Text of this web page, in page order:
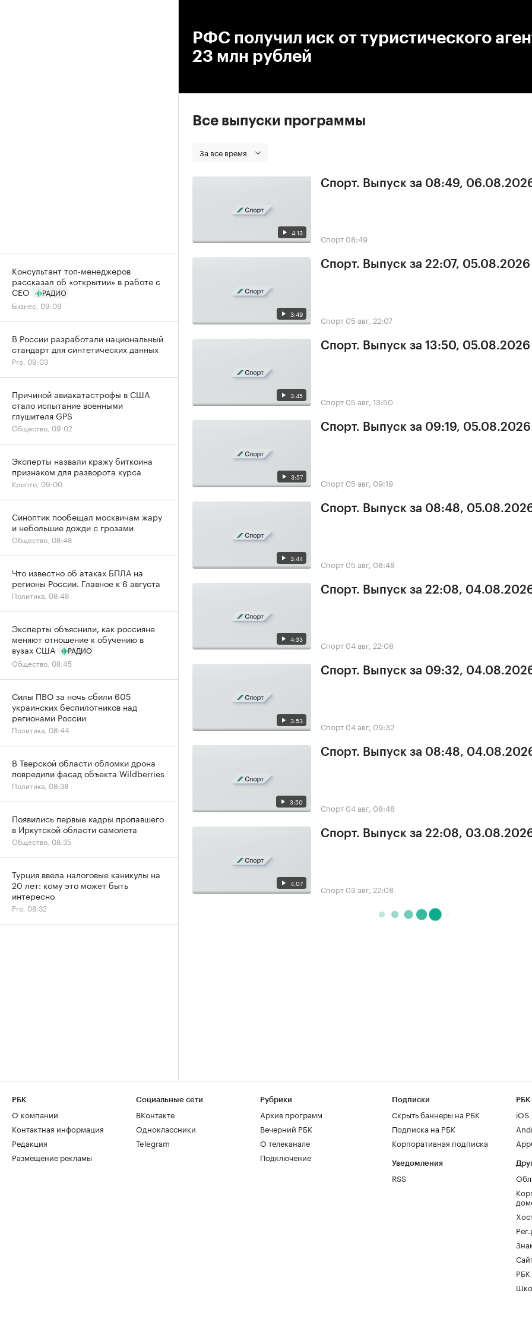
РФС получил иск от туристического
23 млн рублей
Все выпуски программы
За все время
4:13
Спорт. Выпуск за 08:49,
Спорт 08:49
3:49
Спорт. Выпуск за 22:07, 05.08.2026
Спорт 05 авг, 22:07
3:45
Спорт. Выпуск за 13:50, 05.08.2026
Спорт 05 авг, 13:50
3:57
Спорт. Выпуск за 09:19, 05.08.2026
Спорт 05 авг, 09:19
3:44
Спорт. Выпуск за 08:48,
Спорт 05 авг, 08:48
4:33
Спорт. Выпуск за 22:08,
Спорт 04 авг, 22:08
3:53
Спорт. Выпуск за 09:32,
Спорт 04 авг, 09:32
3:50
Спорт. Выпуск за 08:48,
Спорт 04 авг, 08:48
4:07
Спорт. Выпуск за 22:08,
Спорт 03 авг, 22:08
Консультант топ-менеджеров
рассказал об «открытии» в работе с
CEO
РАДИО
Бизнес, 09:09
В России разработали национальный
стандарт для синтетических данных
Pro, 09:03
Причиной авиакатастрофы в США
стало испытание военными
глушителя GPS
Общество, 09:02
Эксперты назвали кражу биткоина
признаком для разворота курса
Крипто, 09:00
Синоптик пообещал москвичам жару
и небольшие дожди с грозами
Общество, 08:48
Что известно об атаках БПЛА на
регионы России. Главное к 6 августа
Политика, 08:48
Эксперты объяснили, как россияне
меняют отношение к обучению в
вузах США
РАДИО
Общество, 08:45
Силы ПВО за ночь сбили 605
украинских беспилотников над
регионами России
Политика, 08:44
В Тверской области обломки дрона
повредили фасад объекта Wildberries
Политика, 08:38
Появились первые кадры пропавшего
в Иркутской области самолета
Общество, 08:35
Турция ввела налоговые каникулы на
20 лет: кому это может быть
интересно
Pro, 08:32
РБК
О компании
Контактная информация
Редакция
Размещение рекламы
Социальные сети
ВКонтакте
Одноклассники
Telegram
Рубрики
Архив программ
Вечерний РБК
О телеканале
Подключение
Подписки
Скрыть баннеры на РБК
Подписка на РБК
Корпоративная подписка
Уведомления
RSS
РБК
iOS